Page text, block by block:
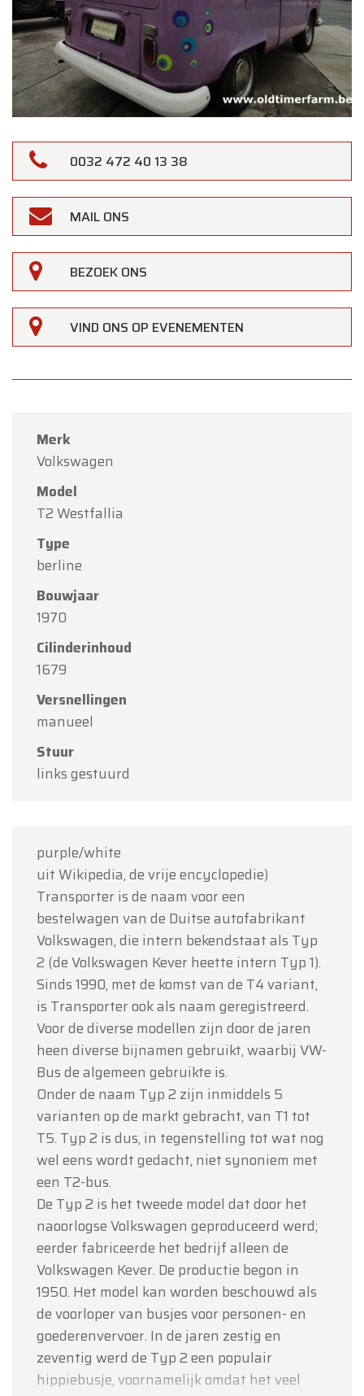
0032 472 40 13 38
MAIL ONS
BEZOEK ONS
VIND ONS OP EVENEMENTEN
Merk
Volkswagen
Model
T2 Westfallia
Type
berline
Bouwjaar
1970
Cilinderinhoud
1679
Versnellingen
manueel
Stuur
links gestuurd
purple/white
uit Wikipedia, de vrije encyclopedie)
Transporter is de naam voor een
bestelwagen van de Duitse autofabrikant
Volkswagen, die intern bekendstaat als Typ
2 (de Volkswagen Kever heette intern Typ 1).
Sinds 1990, met de komst van de T4 variant,
is Transporter ook als naam geregistreerd.
Voor de diverse modellen zijn door de jaren
heen diverse bijnamen gebruikt, waarbij VW-
Bus de algemeen gebruikte is.
Onder de naam Typ 2 zijn inmiddels 5
varianten op de markt gebracht, van T1 tot
T5. Typ 2 is dus, in tegenstelling tot wat nog
wel eens wordt gedacht, niet synoniem met
een T2-bus.
De Typ 2 is het tweede model dat door het
naoorlogse Volkswagen geproduceerd werd;
eerder fabriceerde het bedrijf alleen de
Volkswagen Kever. De productie begon in
1950. Het model kan worden beschouwd als
de voorloper van busjes voor personen- en
goederenvervoer. In de jaren zestig en
zeventig werd de Typ 2 een populair
hippiebusje, voornamelijk omdat het veel
Oldtimerfarm
Beste klanten,
Oldtimerfarm zal
augustus
Onze showroom is
maandag 10 augustus tot en met vrijdag 14
augustus
Maandag 17 augustus
Team Oldtimerfarm